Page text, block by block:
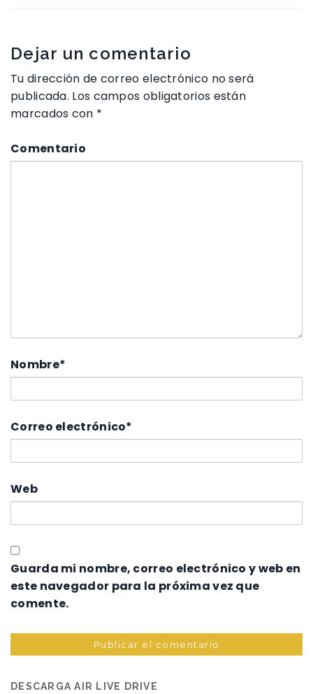
Dejar un comentario
Tu dirección de correo electrónico no será
publicada. Los campos obligatorios están
marcados con *
Comentario
Nombre*
Correo electrónico*
Web
Guarda mi nombre, correo electrónico y web en
este navegador para la próxima vez que
comente.
DESCARGA AIR LIVE DRIVE